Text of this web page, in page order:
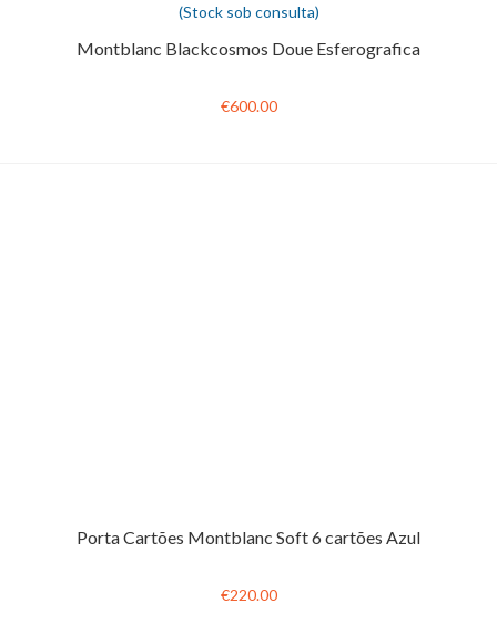
(Stock sob consulta)
Montblanc Blackcosmos Doue Esferografica
€600.00
Porta Cartões Montblanc Soft 6 cartões Azul
€220.00